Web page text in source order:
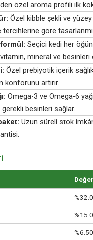
özel aroma profili ilk
Özel kibble şekli ve
tercihlerine göre
Seçici kedi her
mineral ve besinleri
Özel prebiyotik içerik
konforunu artırır.
Omega-3 ve Omega-6
gerekli besinleri sağlar.
Uzun süreli stok
Değer
%6.50